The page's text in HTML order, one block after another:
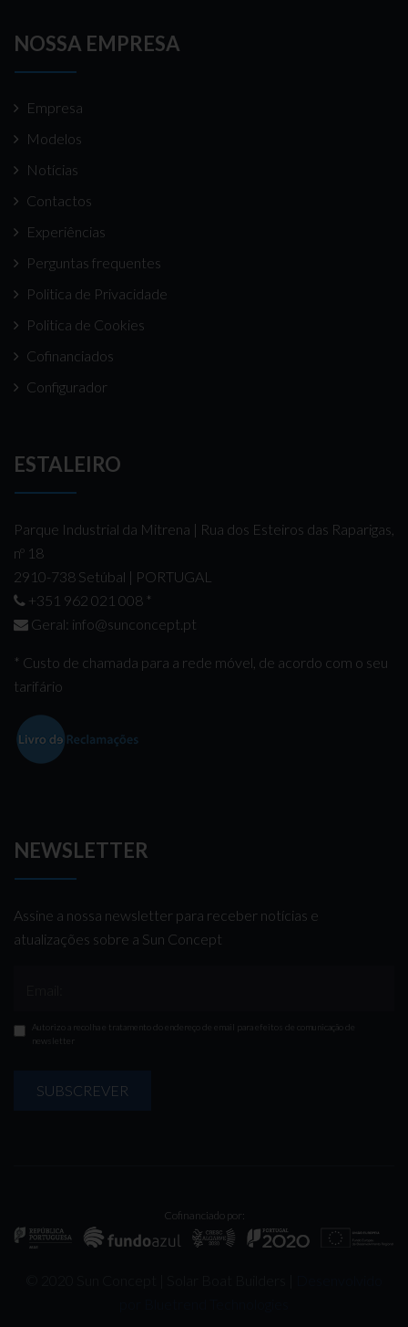
NOSSA EMPRESA
Empresa
Modelos
Notícias
Contactos
Experiências
Perguntas frequentes
Politica de Privacidade
Politica de Cookies
Cofinanciados
Configurador
ESTALEIRO
Parque Industrial da Mitrena | Rua dos Esteiros das Raparigas,
nº 18
2910-738 Setúbal | PORTUGAL
+351 962 021 008 *
Geral: info@sunconcept.pt
* Custo de chamada para a rede móvel, de acordo com o seu
tarifário
NEWSLETTER
Assine a nossa newsletter para receber notícias e
atualizações sobre a Sun Concept
Autorizo a recolha e tratamento do endereço de email para efeitos de comunicação de
newsletter
SUBSCREVER
Cofinanciado por: